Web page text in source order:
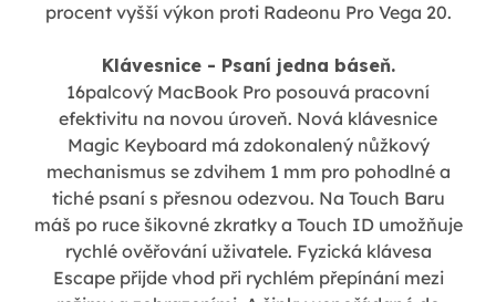
procent vyšší výkon proti Radeonu Pro Vega 20.
Klávesnice - Psaní jedna báseň.
16palcový MacBook Pro posouvá pracovní
efektivitu na novou úroveň. Nová klávesnice
Magic Keyboard má zdokonalený nůžkový
mechanismus se zdvihem 1 mm pro pohodlné a
tiché psaní s přesnou odezvou. Na Touch Baru
máš po ruce šikovné zkratky a Touch ID umožňuje
rychlé ověřování uživatele. Fyzická klávesa
Escape přijde vhod při rychlém přepínání mezi